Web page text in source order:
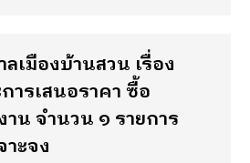
เมืองบ้านสวน เรื่อง
รเสนอราคา ซื้อ
น จำนวน ๑ รายการ
าะจง